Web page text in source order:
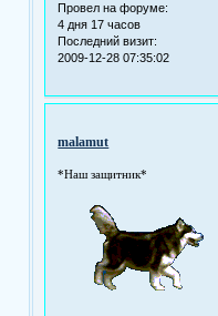
Провел на форуме:
4 дня 17 часов
Последний визит:
2009-12-28 07:35:02
malamut
*Наш защитник*